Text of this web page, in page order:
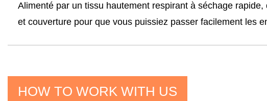
Alimenté par un tissu hautement respirant à séchage
et couverture pour que vous puissiez passer facilement les
HOW TO WORK WITH US